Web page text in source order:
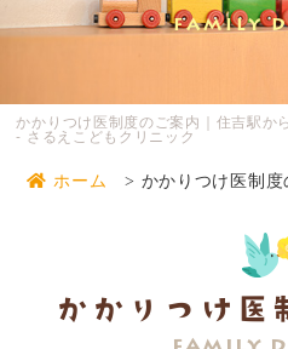
FAMILY
かかりつけ医制度のご案内｜住吉駅か
- さるえこどもクリニック
ホーム かかりつけ医制度
かかりつけ医